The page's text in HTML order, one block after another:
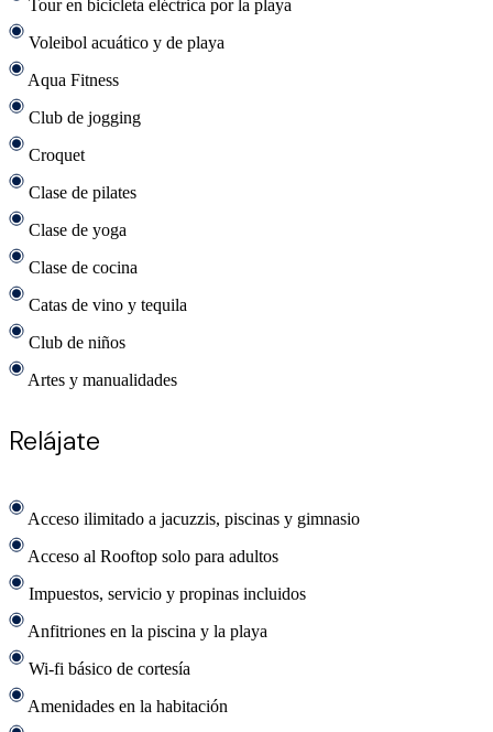
Tour en bicicleta eléctrica por la playa
Voleibol acuático y de playa
Aqua Fitness
Club de jogging
Croquet
Clase de pilates
Clase de yoga
Clase de cocina
Catas de vino y tequila
Club de niños
Artes y manualidades
Relájate
Acceso ilimitado a jacuzzis, piscinas y gimnasio
Acceso al Rooftop solo para adultos
Impuestos, servicio y propinas incluidos
Anfitriones en la piscina y la playa
Wi-fi básico de cortesía
Amenidades en la habitación